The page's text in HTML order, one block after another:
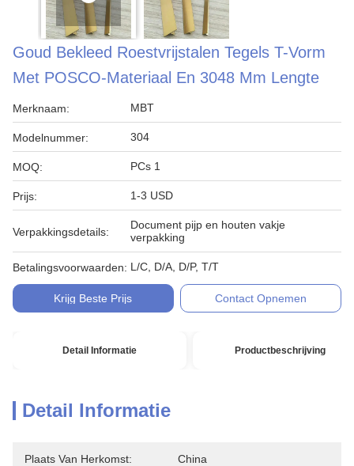
Goud Bekleed Roestvrijstalen Tegels T-Vorm
Met POSCO-Materiaal En 3048 Mm Lengte
Merknaam: MBT
Modelnummer: 304
MOQ: PCs 1
Prijs: 1-3 USD
Verpakkingsdetails:
Document pijp en houten vakje
verpakking
Betalingsvoorwaarden: L/C, D/A, D/P, T/T
Krijg Beste Prijs Contact Opnemen
Detail Informatie Productbeschrijving
Detail Informatie
Plaats Van Herkomst: China